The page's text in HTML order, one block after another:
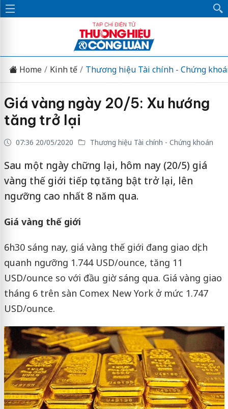
Home Kinh tế Thương hiệu Tài chính - Chứng
Giá vàng ngày 20/5: Xu hướng
tăng trở lại
07:36 20/05/2020 Thương hiệu Tài chính - Chứng khoán
Sau một ngày chững lại, hôm nay (20/5) giá
vàng thế giới tiếp tục tăng bật trở lại, lên
ngưỡng cao nhất 8 năm qua.
Giá vàng thế giới
6h30 sáng nay, giá vàng thế giới đang giao dịch
quanh ngưỡng 1.744 USD/ounce, tăng 11
USD/ounce so với đầu giờ sáng qua. Giá vàng giao
tháng 6 trên sàn Comex New York ở mức 1.747
USD/ounce.